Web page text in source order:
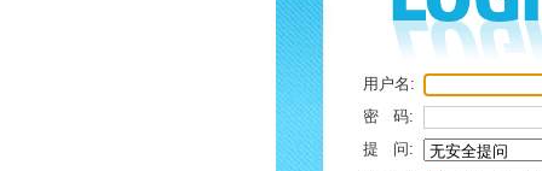
用户名:
密 码:
提 问: